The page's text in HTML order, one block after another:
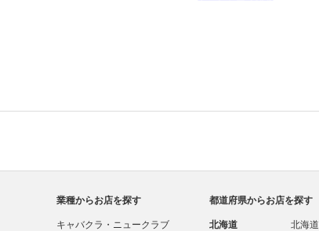
業種からお店を探す
キャバクラ・ニュークラブ
都道府県からお店を探す
北海道 北海道